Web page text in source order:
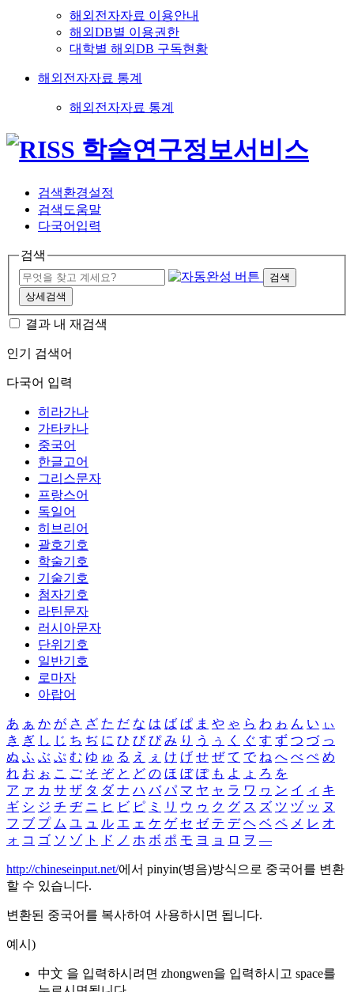
해외전자자료 이용안내
해외DB별 이용권한
대학별 해외DB 구독현황
해외전자자료 통계
해외전자자료 통계
검색환경설정
검색도움말
다국어입력
검색
검색
상세검색
결과 내 재검색
인기 검색어
다국어 입력
히라가나
가타카나
중국어
한글고어
그리스문자
프랑스어
독일어
히브리어
괄호기호
학술기호
기술기호
첨자기호
라틴문자
러시아문자
단위기호
일반기호
로마자
아랍어
あ ぁ か が さ ざ た だ な は ば ぱ ま や ゃ ら わ ゎ ん い ぃ
き ぎ し じ ち ぢ に ひ び ぴ み り う ぅ く ぐ す ず つ づ っ
ぬ ふ ぶ ぷ む ゆ ゅ る え ぇ け げ せ ぜ て で ね へ べ ぺ め
れ お ぉ こ ご そ ぞ と ど の ほ ぼ ぽ も よ ょ ろ を
ア ァ カ サ ザ タ ダ ナ ハ バ パ マ ヤ ャ ラ ワ ヮ ン イ ィ キ
ギ シ ジ チ ヂ ニ ヒ ビ ピ ミ リ ウ ゥ ク グ ス ズ ツ ヅ ッ ヌ
フ ブ プ ム ユ ュ ル エ ェ ケ ゲ セ ゼ テ デ ヘ ベ ペ メ レ オ
ォ コ ゴ ソ ゾ ト ド ノ ホ ボ ポ モ ヨ ョ ロ ヲ ―
http://chineseinput.net/에서 pinyin(병음)방식으로 중국어를 변환
할 수 있습니다.
변환된 중국어를 복사하여 사용하시면 됩니다.
예시)
中文 을 입력하시려면 zhongwen을 입력하시고 space를